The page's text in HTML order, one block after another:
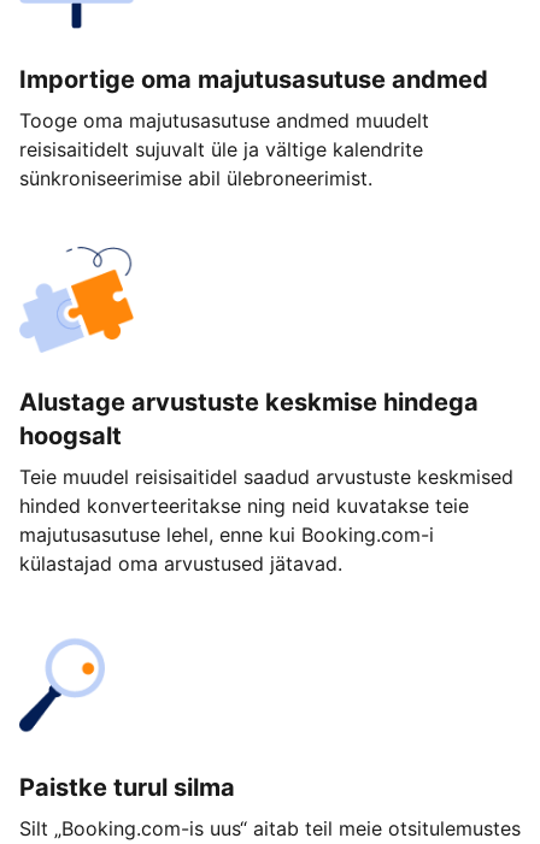
Importige oma majutusasutuse andmed
Tooge oma majutusasutuse andmed muudelt
reisisaitidelt sujuvalt üle ja vältige kalendrite
sünkroniseerimise abil ülebroneerimist.
Alustage arvustuste keskmise hindega
hoogsalt
Teie muudel reisisaitidel saadud arvustuste keskmised
hinded konverteeritakse ning neid kuvatakse teie
majutusasutuse lehel, enne kui Booking.com-i
külastajad oma arvustused jätavad.
Paistke turul silma
Silt „Booking.com-is uus“ aitab teil meie otsitulemustes